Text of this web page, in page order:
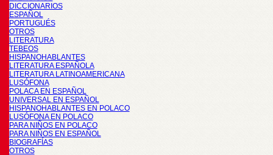
DICCIONARIOS
ESPAÑOL
PORTUGUÉS
OTROS
LITERATURA
TEBEOS
HISPANOHABLANTES
LITERATURA ESPAÑOLA
LITERATURA LATINOAMERICANA
LUSÓFONA
POLACA EN ESPAÑOL
UNIVERSAL EN ESPAÑOL
HISPANOHABLANTES EN POLACO
LUSÓFONA EN POLACO
PARA NIÑOS EN POLACO
PARA NIÑOS EN ESPAÑOL
BIOGRAFÍAS
OTROS